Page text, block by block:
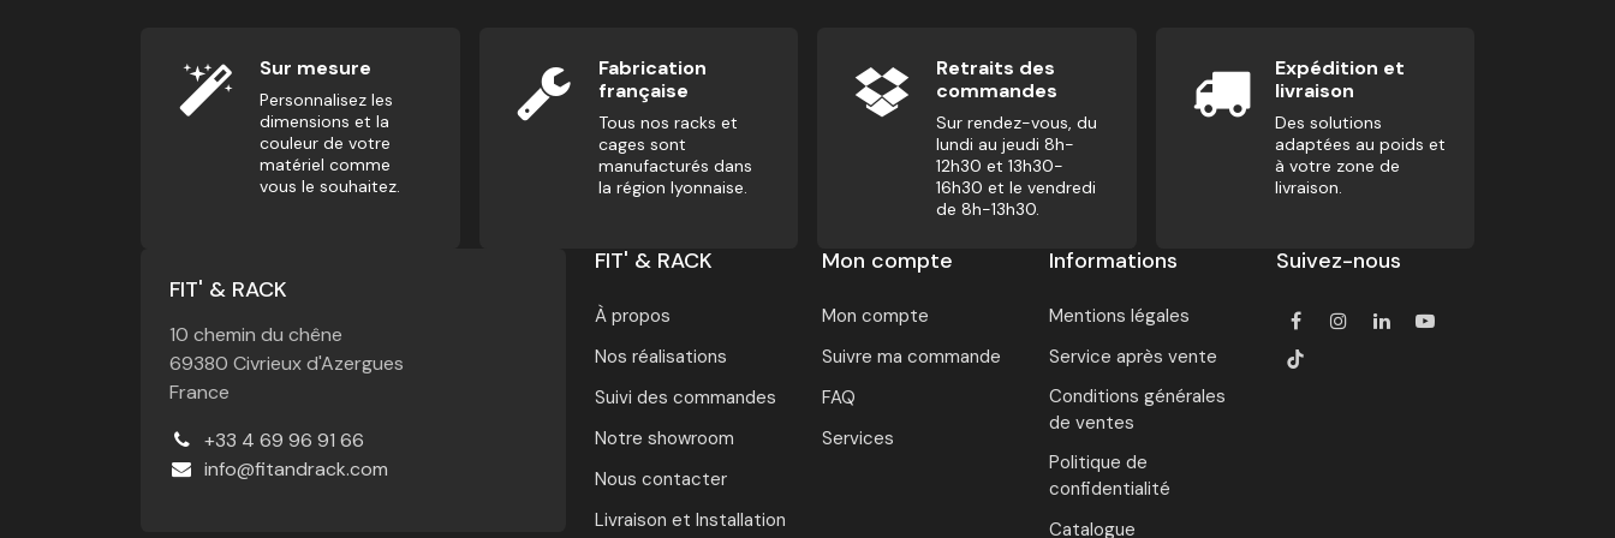
Sur mesure
Personnalisez les
dimensions et la
couleur de votre
matériel comme
vous le souhaitez.
Fabrication
française
Tous nos racks et
cages sont
manufacturés dans
la région lyonnaise.
Retraits des
commandes
Sur rendez-vous, du
lundi au jeudi 8h-
12h30 et 13h30-
16h30 et le vendredi
de 8h-13h30.
Expédition et
livraison
Des solutions
adaptées au poids et
à votre zone de
livraison.
FIT' & RACK
10 chemin du chêne
69380 Civrieux d'Azergues
France
+33 4 69 96 91 66
info@fitandrack.com
FIT' & RACK
À propos
Nos réalisations
Suivi des commandes
Notre showroom
Nous contacter
Livraison et Installation
Mon compte
Mon compte
Suivre ma commande
FAQ
Services
Informations
Mentions légales
Service après vente
Conditions générales
de ventes
Politique de
confidentialité
Catalogue
Suivez-nous